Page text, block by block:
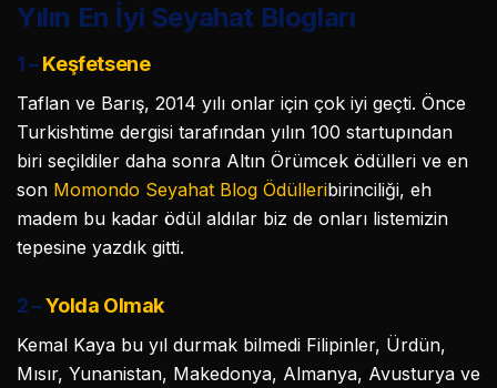
Yılın En İyi Seyahat Blogları
1 –Keşfetsene
Taflan ve Barış, 2014 yılı onlar için çok iyi geçti. Önce
Turkishtime dergisi tarafından yılın 100 startupından
biri seçildiler daha sonra Altın Örümcek ödülleri ve en
son Momondo Seyahat Blog Ödülleribirinciliği, eh
madem bu kadar ödül aldılar biz de onları listemizin
tepesine yazdık gitti.
2 –Yolda Olmak
Kemal Kaya bu yıl durmak bilmedi Filipinler, Ürdün,
Mısır, Yunanistan, Makedonya, Almanya, Avusturya ve